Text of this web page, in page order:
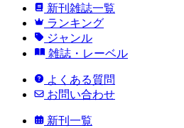
新刊雑誌一覧
ランキング
ジャンル
雑誌・レーベル
よくある質問
お問い合わせ
新刊一覧